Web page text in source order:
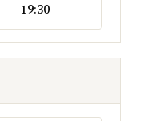
19:30